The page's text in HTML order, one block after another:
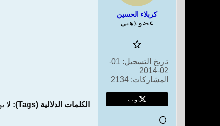
كربلاء الحسين
عضو ذهبي
تاريخ التسجيل:
01-
02-2014
المشاركات: 2134
تويت
الكلمات الدلالية (Tags): لا